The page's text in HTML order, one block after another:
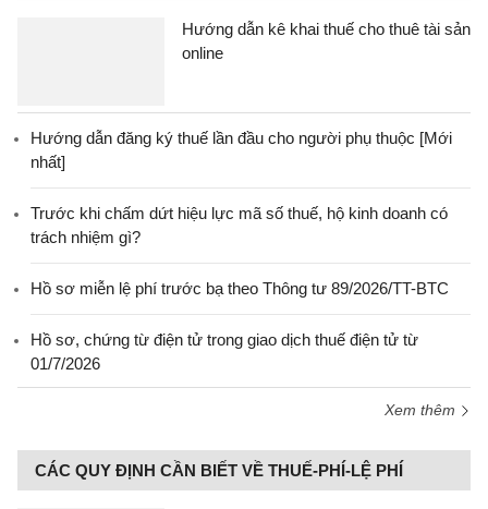
Hướng dẫn kê khai thuế cho thuê tài sản
online
Hướng dẫn đăng ký thuế lần đầu cho người phụ thuộc [Mới
nhất]
Trước khi chấm dứt hiệu lực mã số thuế, hộ kinh doanh có
trách nhiệm gì?
Hồ sơ miễn lệ phí trước bạ theo Thông tư 89/2026/TT-BTC
Hồ sơ, chứng từ điện tử trong giao dịch thuế điện tử từ
01/7/2026
Xem thêm
CÁC QUY ĐỊNH CẦN BIẾT VỀ THUẾ-PHÍ-LỆ PHÍ